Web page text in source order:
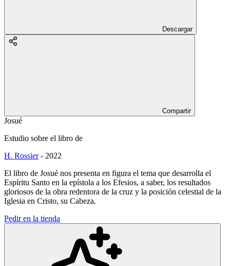
Descargar
Compartir
Josué
Estudio sobre el libro de
H. Rossier- 2022
El libro de Josué nos presenta en figura el tema que desarrolla el
Espíritu Santo en la epístola a los Efesios, a saber, los resultados
gloriosos de la obra redentora de la cruz y la posición celestial de la
Iglesia en Cristo, su Cabeza.
Pedir en la tienda